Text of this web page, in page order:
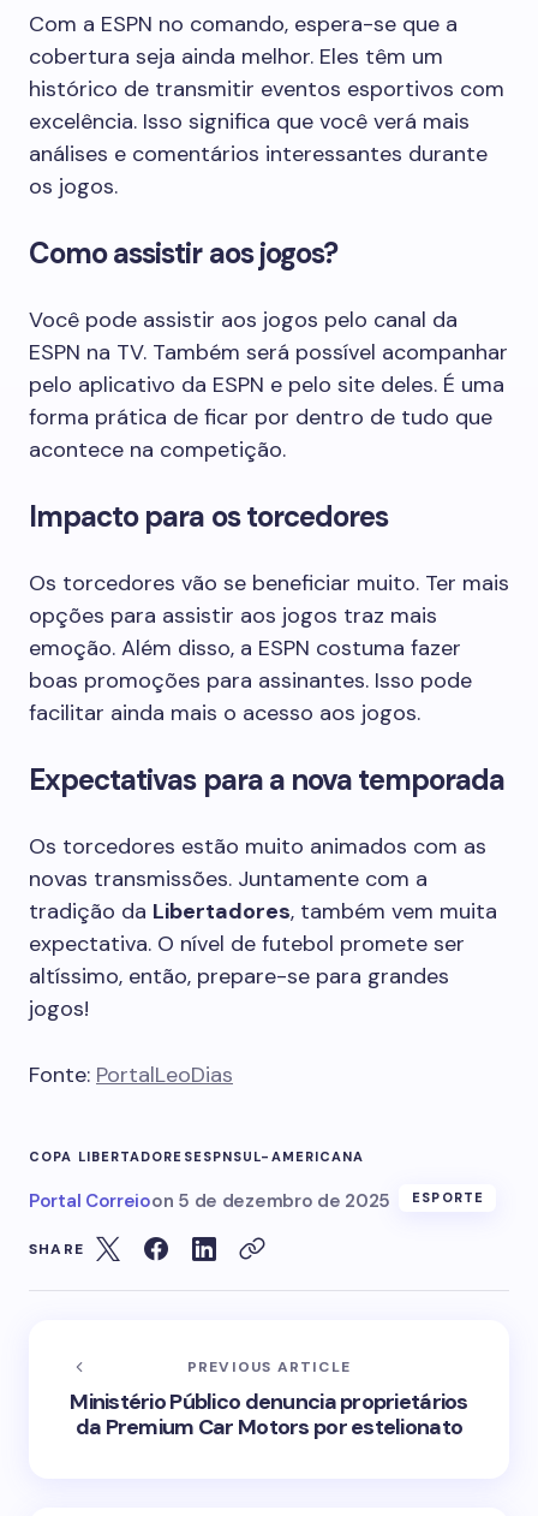
Com a ESPN no comando, espera-se que a
cobertura seja ainda melhor. Eles têm um
histórico de transmitir eventos esportivos com
excelência. Isso significa que você verá mais
análises e comentários interessantes durante
os jogos.
Como assistir aos jogos?
Você pode assistir aos jogos pelo canal da
ESPN na TV. Também será possível acompanhar
pelo aplicativo da ESPN e pelo site deles. É uma
forma prática de ficar por dentro de tudo que
acontece na competição.
Impacto para os torcedores
Os torcedores vão se beneficiar muito. Ter mais
opções para assistir aos jogos traz mais
emoção. Além disso, a ESPN costuma fazer
boas promoções para assinantes. Isso pode
facilitar ainda mais o acesso aos jogos.
Expectativas para a nova temporada
Os torcedores estão muito animados com as
novas transmissões. Juntamente com a
tradição da Libertadores, também vem muita
expectativa. O nível de futebol promete ser
altíssimo, então, prepare-se para grandes
jogos!
Fonte: PortalLeoDias
COPA LIBERTADORESESPNSUL-AMERICANA
Portal Correioon 5 de dezembro de 2025 ESPORTE
SHARE
PREVIOUS ARTICLE
Ministério Público denuncia proprietários
da Premium Car Motors por estelionato